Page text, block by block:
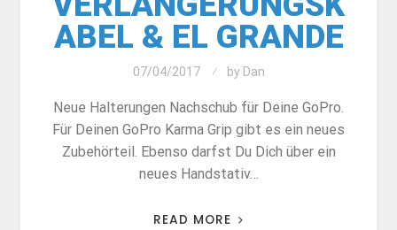
ABEL & EL GRANDE
07/04/2017 by Dan
Neue Halterungen Nachschub für Deine GoPro.
Für Deinen GoPro Karma Grip gibt es ein neues
Zubehörteil. Ebenso darfst Du Dich über ein
neues Handstativ…
READ MORE